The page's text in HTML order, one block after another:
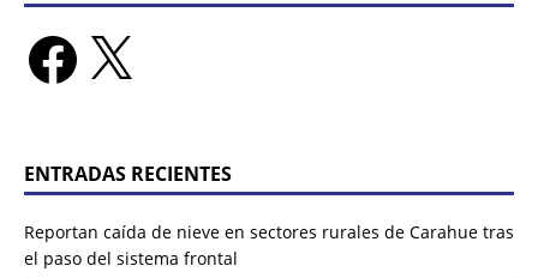
ENTRADAS RECIENTES
Reportan caída de nieve en sectores rurales de Carahue tras
el paso del sistema frontal